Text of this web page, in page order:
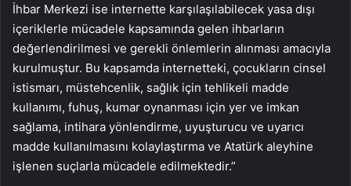
İhbar Merkezi ise internette karşılaşılabilecek yasa dışı
içeriklerle mücadele kapsamında gelen ihbarların
değerlendirilmesi ve gerekli önlemlerin alınması amacıyla
kurulmuştur. Bu kapsamda internetteki, çocukların cinsel
istismarı, müstehcenlik, sağlık için tehlikeli madde
kullanımı, fuhuş, kumar oynanması için yer ve imkan
sağlama, intihara yönlendirme, uyuşturucu ve uyarıcı
madde kullanılmasını kolaylaştırma ve Atatürk aleyhine
işlenen suçlarla mücadele edilmektedir.”